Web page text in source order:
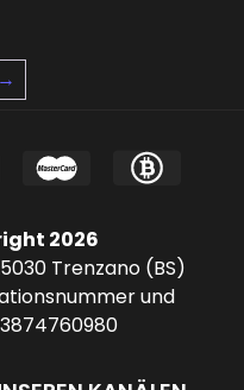
→
2026
Trenzano (BS)
und